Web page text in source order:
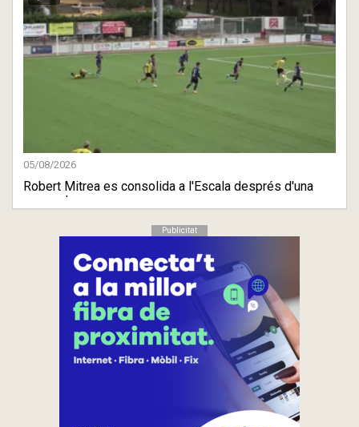
05/08/2026
Robert Mitrea es consolida a l'Escala després d'una
gran estre ...
Publicitat